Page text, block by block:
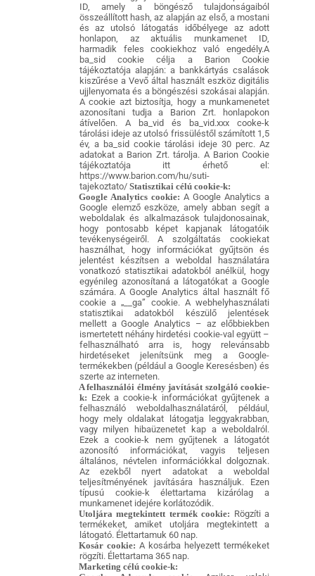
ID, amely a böngésző tulajdonságaiból
összeállított hash, az alapján az első, a mostani
és az utolsó látogatás időbélyege az adott
honlapon, az aktuális munkamenet ID,
harmadik feles cookiekhoz való engedély.A
ba_sid cookie célja a Barion Cookie
tájékoztatója alapján: a bankkártyás csalások
kiszűrése a Vevő által használt eszköz digitális
ujjlenyomata és a böngészési szokásai alapján.
A cookie azt biztosítja, hogy a munkamenetet
azonosítani tudja a Barion Zrt. honlapokon
átívelően. A ba_vid és ba_vid.xxx cooke-k
tárolási ideje az utolsó frissüléstől számított 1,5
év, a ba_sid cookie tárolási ideje 30 perc. Az
adatokat a Barion Zrt. tárolja. A Barion Cookie
tájékoztatója itt érhető el:
https://www.barion.com/hu/suti-
tajekoztato/ Statisztikai célú cookie-k:
Google Analytics cookie:A Google Analytics a
Google elemző eszköze, amely abban segít a
weboldalak és alkalmazások tulajdonosainak,
hogy pontosabb képet kapjanak látogatóik
tevékenységeiről. A szolgáltatás cookiekat
használhat, hogy információkat gyűjtsön és
jelentést készítsen a weboldal használatára
vonatkozó statisztikai adatokból anélkül, hogy
egyénileg azonosítaná a látogatókat a Google
számára. A Google Analytics által használt fő
cookie a „__ga” cookie. A webhelyhasználati
statisztikai adatokból készülő jelentések
mellett a Google Analytics – az előbbiekben
ismertetett néhány hirdetési cookie-val együtt –
felhasználható arra is, hogy relevánsabb
hirdetéseket jelenítsünk meg a Google-
termékekben (például a Google Keresésben) és
szerte az interneten.
A felhasználói élmény javítását szolgáló cookie-
k: Ezek a cookie-k információkat gyűjtenek a
felhasználó weboldalhasználatáról, például,
hogy mely oldalakat látogatja leggyakrabban,
vagy milyen hibaüzenetet kap a weboldalról.
Ezek a cookie-k nem gyűjtenek a látogatót
azonosító információkat, vagyis teljesen
általános, névtelen információkkal dolgoznak.
Az ezekből nyert adatokat a weboldal
teljesítményének javítására használjuk. Ezen
típusú cookie-k élettartama kizárólag a
munkamenet idejére korlátozódik.
Utoljára megtekintett termék cookie: Rögzíti a
termékeket, amiket utoljára megtekintett a
látogató. Élettartamuk 60 nap.
Kosár cookie: A kosárba helyezett termékeket
rögzíti. Élettartama 365 nap.
Marketing célú cookie-k: